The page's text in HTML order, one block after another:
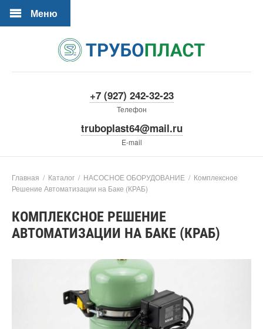
Меню
+7 (927) 242-32-23
Телефон
truboplast64@mail.ru
E-mail
Главная / Каталог / НАСОСНОЕ ОБОРУДОВАНИЕ / Комплексное
Решение Автоматизации на Баке (КРАБ)
КОМПЛЕКСНОЕ РЕШЕНИЕ
АВТОМАТИЗАЦИИ НА БАКЕ (КРАБ)